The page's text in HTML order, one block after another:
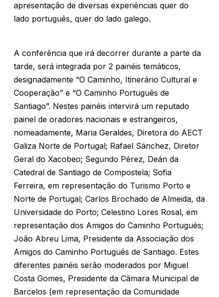
apresentação de diversas experiências quer do
lado português, quer do lado galego.
A conferência que irá decorrer durante a parte da
tarde, será integrada por 2 painéis temáticos,
designadamente “O Caminho, Itinerário Cultural e
Cooperação” e “O Caminho Português de
Santiago”. Nestes painéis intervirá um reputado
painel de oradores nacionais e estrangeiros,
nomeadamente, Maria Geraldes, Diretora do AECT
Galiza Norte de Portugal; Rafael Sánchez, Diretor
Geral do Xacobeo; Segundo Pérez, Deán da
Catedral de Santiago de Compostela; Sofia
Ferreira, em representação do Turismo Porto e
Norte de Portugal; Carlos Brochado de Almeida, da
Universidade do Porto; Celestino Lores Rosal, em
representação dos Amigos do Caminho Portugués;
João Abreu Lima, Presidente da Associação dos
Amigos do Caminho Português de Santiago. Estes
diferentes painéis serão moderados por Miguel
Costa Gomes, Presidente da Câmara Municipal de
Barcelos (em representação da Comunidade